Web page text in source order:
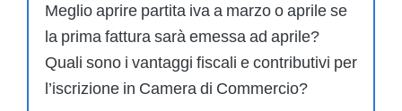
Meglio aprire partita iva a marzo o aprile se
la prima fattura sarà emessa ad aprile?
Quali sono i vantaggi fiscali e contributivi per
l’iscrizione in Camera di Commercio?